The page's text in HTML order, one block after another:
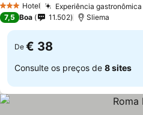
3 EstrelasHotel Experiência
7,5 Boa 11.502 Sliema
De € 38
Consulte os preços de 8 sites